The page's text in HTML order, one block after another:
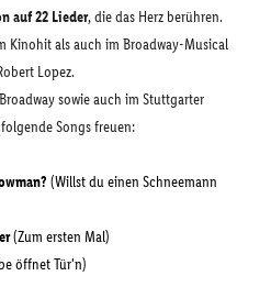
auf 22 Lieder, die das Herz berühren.
Kinohit als auch im Broadway-Musical
Lopez.
sowie auch im Stuttgarter
Songs freuen:
(Willst du einen Schneemann
(Zum ersten Mal)
öffnet Tür'n)